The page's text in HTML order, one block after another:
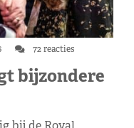
72 reacties
bijzondere